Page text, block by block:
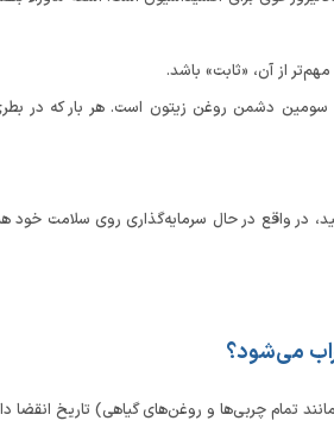
از آن، «ثابت» باشد.
سومین دشمن روغن زیتون است. هر بار که در
در واقع در حال سرمایه‌گذاری روی سلامت
می‌شود؟
تمام چربی‌ها و روغن‌های گیاهی) تاریخ انقضا